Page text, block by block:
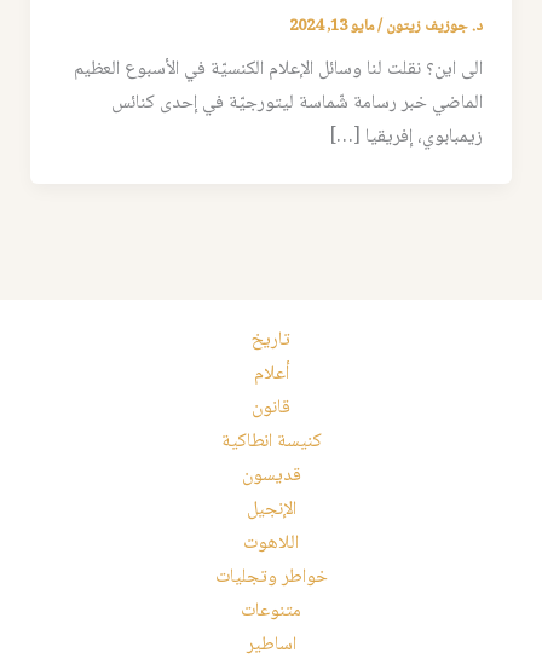
د. جوزيف زيتون/مايو 13, 2024
الى اين؟ نقلت لنا وسائل الإعلام الكنسيّة في الأسبوع العظيم
الماضي خبر رسامة شّماسة ليتورجيّة في إحدى كنائس
زيمبابوي، إفريقيا […]
تاريخ
أعلام
قانون
كنيسة انطاكية
قديسون
الإنجيل
اللاهوت
خواطر وتجليات
متنوعات
اساطير